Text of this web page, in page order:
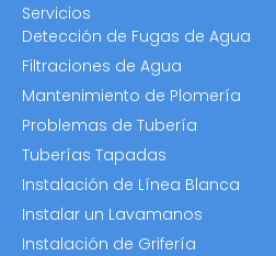
Servicios
Detección de Fugas de Agua
Filtraciones de Agua
Mantenimiento de Plomería
Problemas de Tubería
Tuberías Tapadas
Instalación de Línea Blanca
Instalar un Lavamanos
Instalación de Grifería